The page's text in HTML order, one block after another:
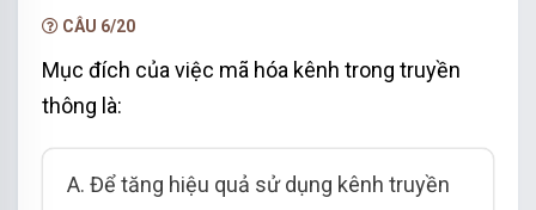
CÂU 6/20
Mục đích của việc mã hóa kênh trong truyền
thông là:
A. Để tăng hiệu quả sử dụng kênh truyền